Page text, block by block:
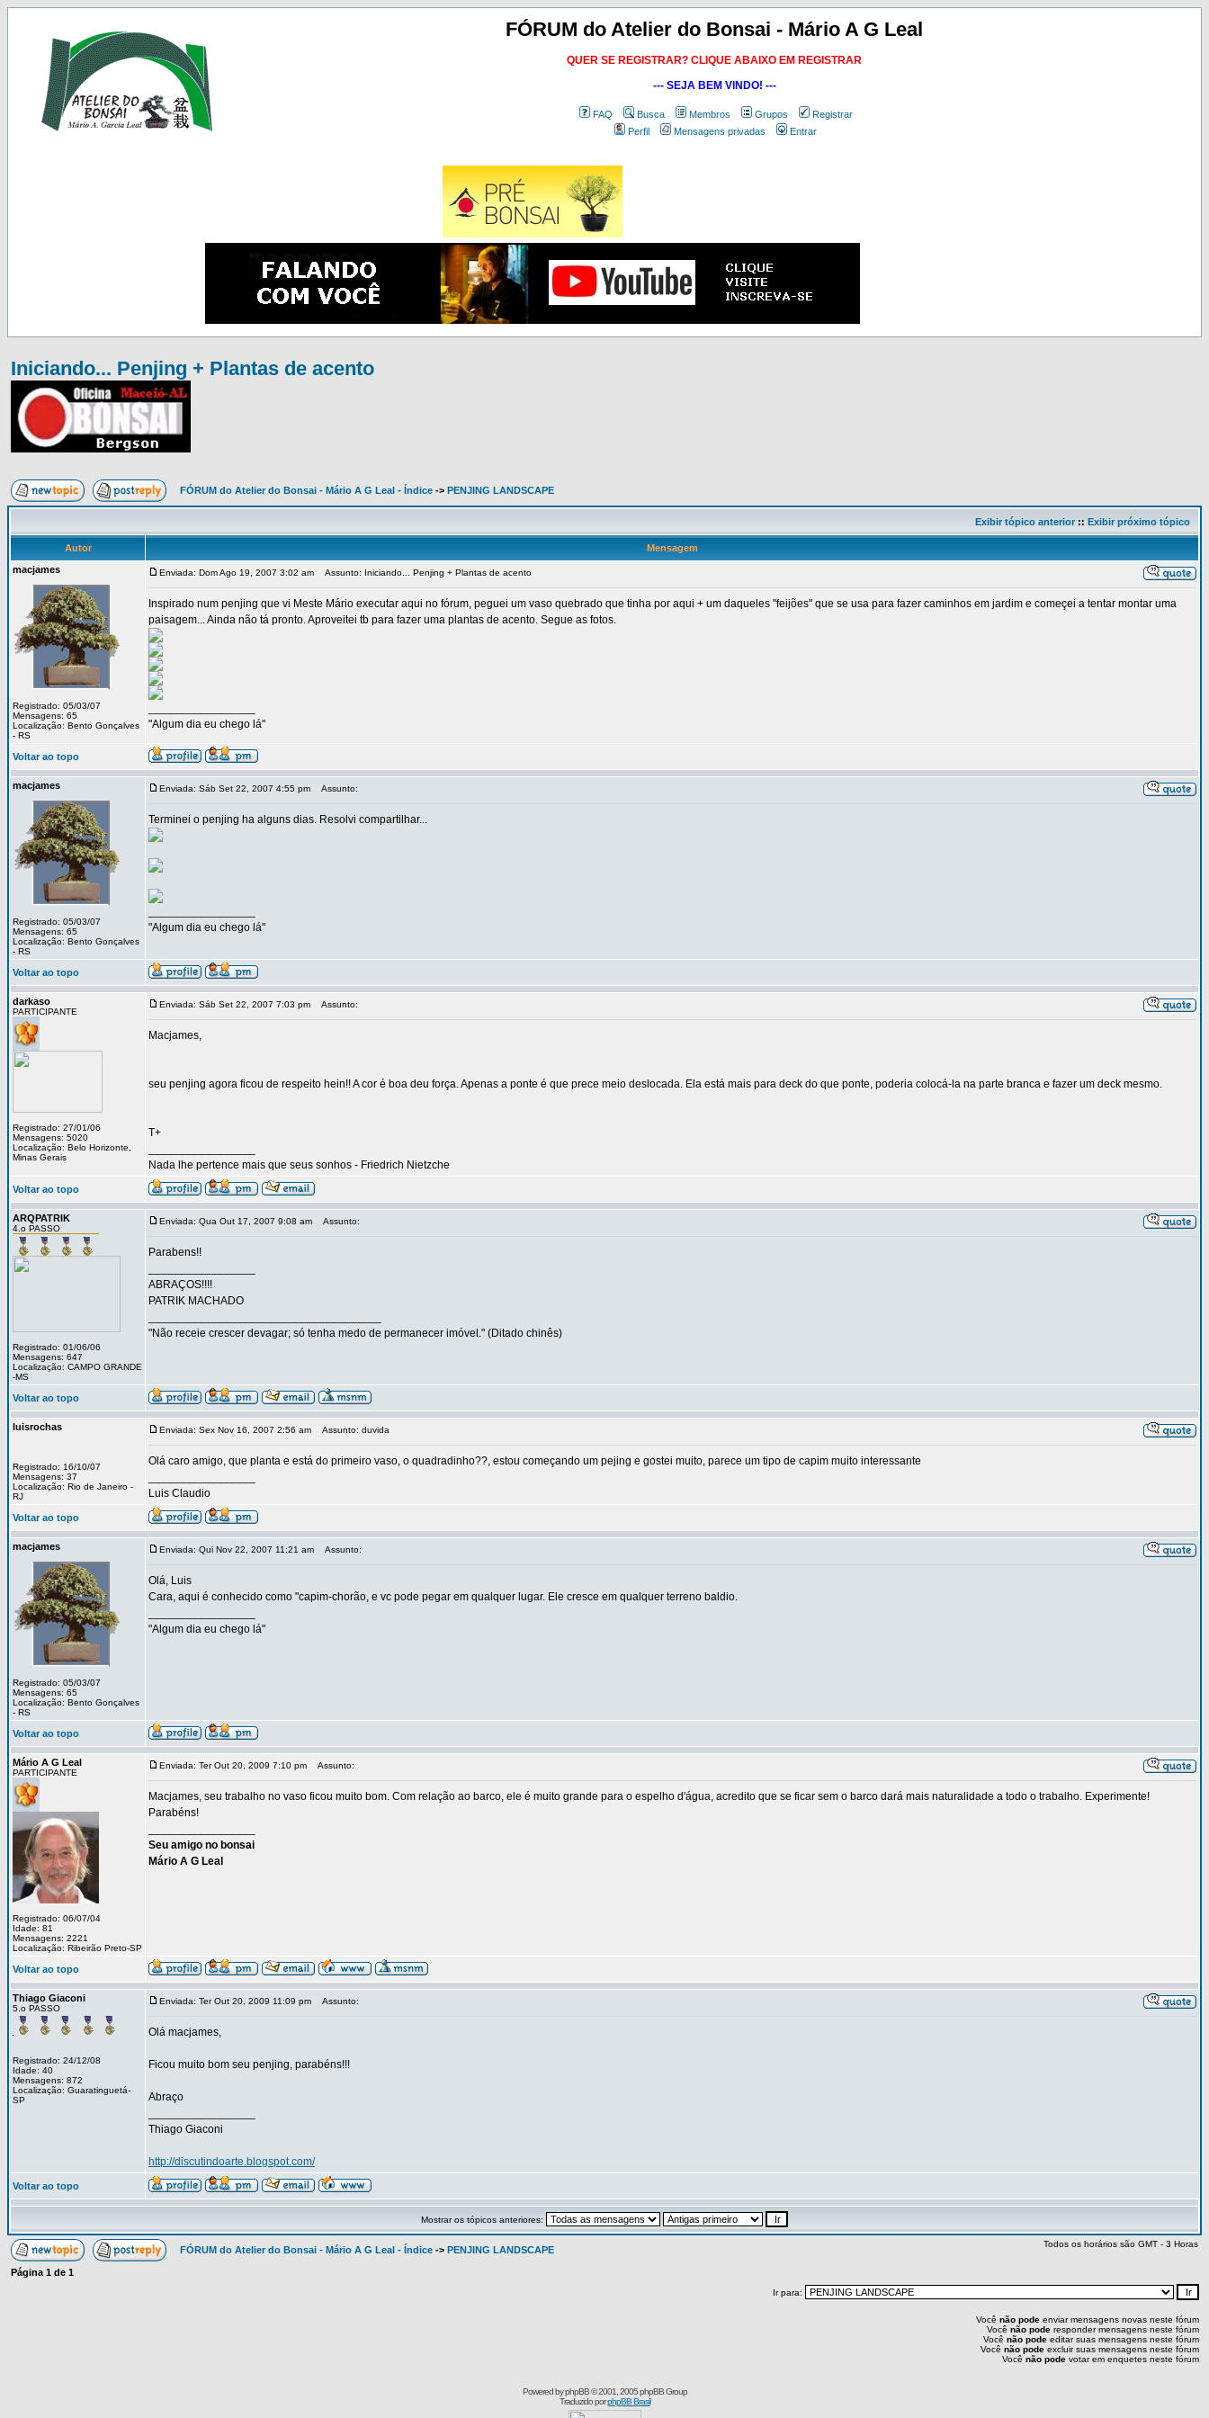
FÓRUM do Atelier do Bonsai - Mário A G Leal
QUER SE REGISTRAR? CLIQUE ABAIXO EM REGISTRAR
--- SEJA BEM VINDO! ---
FAQ Busca Membros Grupos
Registrar
Perfil
Mensagens privadas Entrar
Iniciando... Penjing + Plantas de acento
FÓRUM do Atelier do Bonsai - Mário A G Leal - Índice -> PENJING LANDSCAPE
Exibir tópico anterior:: Exibir próximo tópico
Autor
Mensagem
macjames
Registrado: 05/03/07
Mensagens: 65
Localização: Bento Gonçalves
- RS
Enviada: Dom Ago 19, 2007 3:02 am Assunto: Iniciando... Penjing + Plantas de acento
Inspirado num penjing que vi Meste Mário executar aqui no fórum, peguei um vaso quebrado que tinha por aqui + um daqueles "feijões" que se usa para fazer caminhos em jardim e começei a tentar montar uma
paisagem... Ainda não tá pronto. Aproveitei tb para fazer uma plantas de acento. Segue as fotos.
"Algum dia eu chego lá"
Voltar ao topo
macjames
Registrado: 05/03/07
Mensagens: 65
Localização: Bento Gonçalves
- RS
Enviada: Sáb Set 22, 2007 4:55 pm Assunto:
Terminei o penjing ha alguns dias. Resolvi compartilhar...
"Algum dia eu chego lá"
Voltar ao topo
darkaso
PARTICIPANTE
Registrado: 27/01/06
Mensagens: 5020
Localização: Belo Horizonte,
Minas Gerais
Enviada: Sáb Set 22, 2007 7:03 pm Assunto:
Macjames,
seu penjing agora ficou de respeito hein!! A cor é boa deu força. Apenas a ponte é que prece meio deslocada. Ela está mais para deck do que ponte, poderia colocá-la na parte branca e fazer um deck mesmo.
T+
Nada lhe pertence mais que seus sonhos - Friedrich Nietzche
Voltar ao topo
ARQPATRIK
4.o PASSO
Registrado: 01/06/06
Mensagens: 647
Localização: CAMPO GRANDE
-MS
Enviada: Qua Out 17, 2007 9:08 am Assunto:
Parabens!!
ABRAÇOS!!!!
PATRIK MACHADO
"Não receie crescer devagar; só tenha medo de permanecer imóvel." (Ditado chinês)
Voltar ao topo
luisrochas
Registrado: 16/10/07
Mensagens: 37
Localização: Rio de Janeiro -
RJ
Enviada: Sex Nov 16, 2007 2:56 am Assunto: duvida
Olá caro amigo, que planta e está do primeiro vaso, o quadradinho??, estou começando um pejing e gostei muito, parece um tipo de capim muito interessante
Luis Claudio
Voltar ao topo
macjames
Registrado: 05/03/07
Mensagens: 65
Localização: Bento Gonçalves
- RS
Enviada: Qui Nov 22, 2007 11:21 am Assunto:
Olá, Luis
Cara, aqui é conhecido como "capim-chorão, e vc pode pegar em qualquer lugar. Ele cresce em qualquer terreno baldio.
"Algum dia eu chego lá"
Voltar ao topo
Mário A G Leal
PARTICIPANTE
Registrado: 06/07/04
Idade: 81
Mensagens: 2221
Localização: Ribeirão Preto-SP
Enviada: Ter Out 20, 2009 7:10 pm Assunto:
Macjames, seu trabalho no vaso ficou muito bom. Com relação ao barco, ele é muito grande para o espelho d'água, acredito que se ficar sem o barco dará mais naturalidade a todo o trabalho. Experimente!
Parabéns!
Seu amigo no bonsai
Mário A G Leal
Voltar ao topo
Thiago Giaconi
5.o PASSO
Registrado: 24/12/08
Idade: 40
Mensagens: 872
Localização: Guaratinguetá-
SP
Enviada: Ter Out 20, 2009 11:09 pm Assunto:
Olá macjames,
Ficou muito bom seu penjing, parabéns!!!
Abraço
Thiago Giaconi
http://discutindoarte.blogspot.com/
Voltar ao topo
Mostrar os tópicos anteriores:
FÓRUM do Atelier do Bonsai - Mário A G Leal - Índice -> PENJING LANDSCAPE
Todos os horários são GMT - 3 Horas
Página 1 de 1
Ir para:
Você não pode enviar mensagens novas neste fórum
Você não pode responder mensagens neste fórum
Você não pode editar suas mensagens neste fórum
Você não pode excluir suas mensagens neste fórum
Você não pode votar em enquetes neste fórum
Powered byphpBB© 2001, 2005 phpBB Group
Traduzido porphpBB Brasil